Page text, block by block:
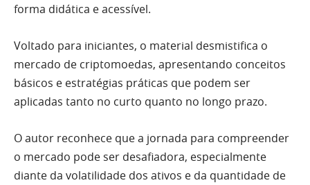
forma didática e acessível.
Voltado para iniciantes, o material desmistifica o
mercado de criptomoedas, apresentando conceitos
básicos e estratégias práticas que podem ser
aplicadas tanto no curto quanto no longo prazo.
O autor reconhece que a jornada para compreender
o mercado pode ser desafiadora, especialmente
diante da volatilidade dos ativos e da quantidade de